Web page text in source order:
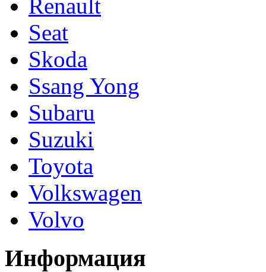
Renault
Seat
Skoda
Ssang Yong
Subaru
Suzuki
Toyota
Volkswagen
Volvo
Информация